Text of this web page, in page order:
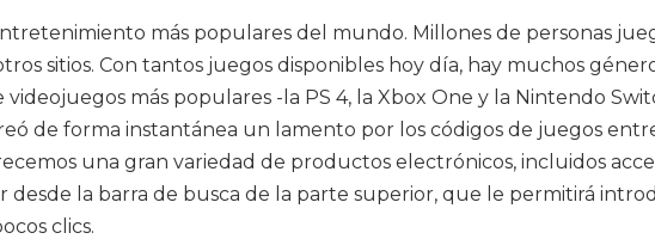
más populares del mundo. Millones de personas
sitios. Con tantos juegos disponibles hoy día, hay muchos
más populares -la PS 4, la Xbox One y la Nintendo
de forma instantánea un lamento por los códigos de juegos
una gran variedad de productos electrónicos, incluidos
desde la barra de busca de la parte superior, que le permitirá
clics.